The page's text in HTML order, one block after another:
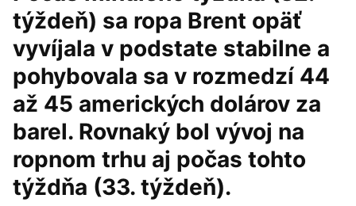
týždeň) sa ropa Brent opäť
vyvíjala v podstate stabilne a
pohybovala sa v rozmedzí 44
až 45 amerických dolárov za
barel. Rovnaký bol vývoj na
ropnom trhu aj počas tohto
týždňa (33. týždeň).